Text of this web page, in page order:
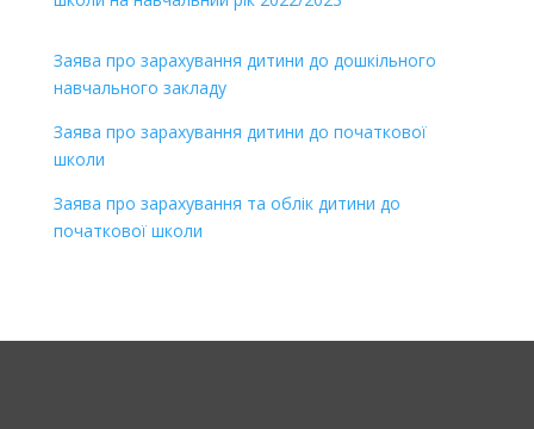
Заява про зарахування дитини до дошкільного
навчального закладу
Заява про зарахування дитини до початкової
школи
Заява про зарахування та облік дитини до
початкової школи